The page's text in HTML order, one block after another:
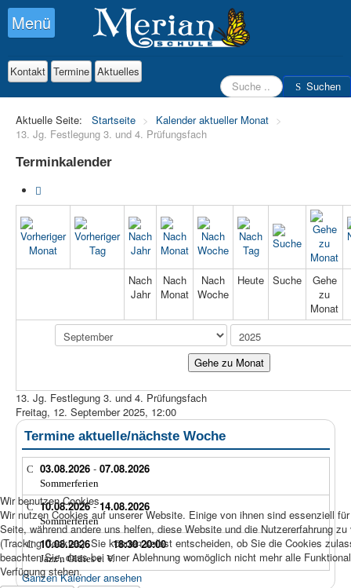
Suchen Suchen
Kontakt Termine Aktuelles
Menü
Aktuelle Seite: Startseite > Kalender aktueller Monat >
13. Jg. Festlegung 3. und 4. Prüfungsfach
Terminkalender
Nach
Jahr
Nach
Monat
Nach
Woche
Heute Suche
Gehe
zu
Monat
Gehe zu Monat
13. Jg. Festlegung 3. und 4. Prüfungsfach
Freitag, 12. September 2025, 12:00
Termine aktuelle/nächste Woche
03.08.2026- 07.08.2026
Sommerferien
10.08.2026-14.08.2026
Sommerferien
10.08.2026 18:30-20:00
Jazz'n Oldies e. V.
Ganzen Kalender ansehen
Wir benutzen Cookies
Wir nutzen Cookies auf unserer Website. Einige von ihnen sind essenziell
Seite, während andere uns helfen, diese Website und die Nutzererfahrung zu
(Tracking Cookies). Sie können selbst entscheiden, ob Sie die Cookies
beachten Sie, dass bei einer Ablehnung womöglich nicht mehr alle
Verfügung stehen.